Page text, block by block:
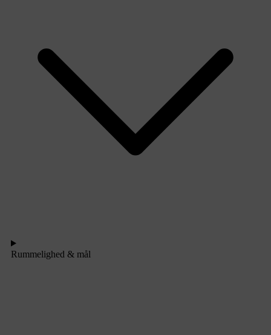
Rummelighed & mål